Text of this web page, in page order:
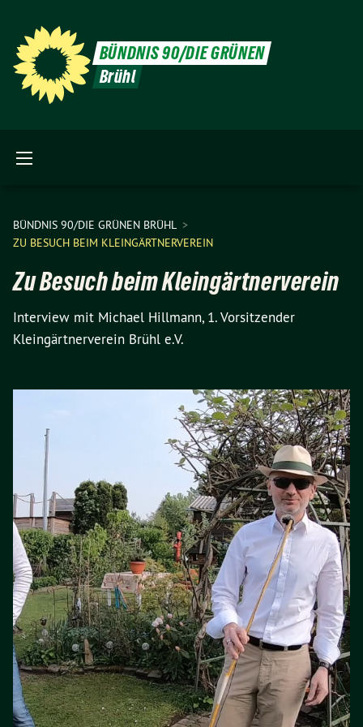
BÜNDNIS 90/DIE GRÜNEN
Brühl
BÜNDNIS 90/DIE GRÜNEN BRÜHL
ZU BESUCH BEIM KLEINGÄRTNERVEREIN
Zu Besuch beim Kleingärtnerverein
Interview mit Michael Hillmann, 1. Vorsitzender
Kleingärtnerverein Brühl e.V.